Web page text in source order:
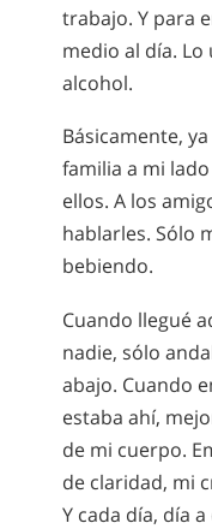
trabajo. Y para
medio al día.
alcohol.
Básicamente,
familia a mi
ellos. A los
hablarles. Sólo
bebiendo.
Cuando llegué
nadie, sólo
abajo. Cuando
estaba ahí,
de mi cuerpo.
de claridad, mi
Y cada día, día